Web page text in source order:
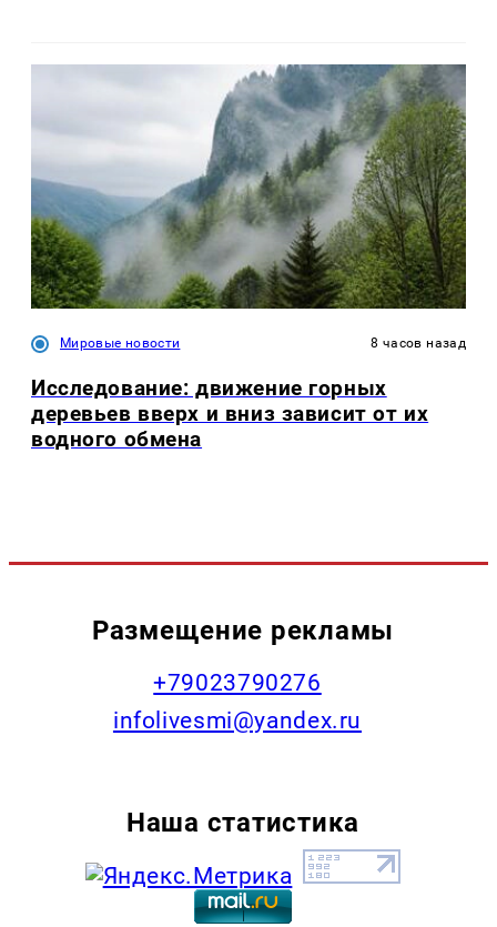
Мировые новости 8 часов назад
Исследование: движение горных
деревьев вверх и вниз зависит от их
водного обмена
Размещение рекламы
+79023790276
infolivesmi@yandex.ru
Наша статистика